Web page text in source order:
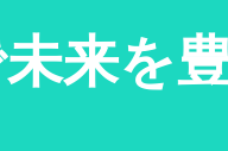
来を豊